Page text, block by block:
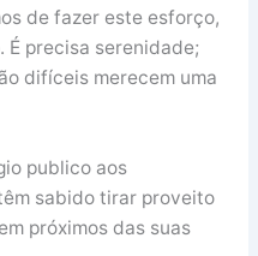
de fazer este esforço,
É precisa serenidade;
difíceis merecem uma
publico aos
sabido tirar proveito
próximos das suas